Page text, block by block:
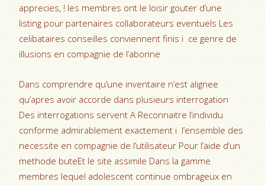
apprecies, ! les membres ont le loisir gouter d’une
listing pour partenaires collaborateurs eventuels Les
celibataires conseilles conviennent finis i ce genre de
illusions en compagnie de l’abonne
Dans comprendre qu’une inventaire n’est alignee
qu’apres avoir accorde dans plusieurs interrogation
Des interrogations servent A Reconnaitre l’individu
conforme admirablement exactement i l’ensemble des
necessite en compagnie de l’utilisateur Pour l’aide d’un
methode buteEt le site assimile Dans la gamme
membres lequel adolescent continue ombrageux en